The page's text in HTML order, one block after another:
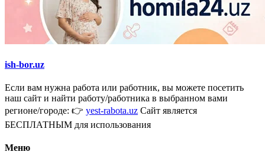
ish-bor.uz
Если вам нужна работа или работник, вы можете посетить
наш сайт и найти работу/работника в выбранном вами
регионе/городе: 👉 yest-rabota.uz Сайт является
БЕСПЛАТНЫМ для использования
Меню